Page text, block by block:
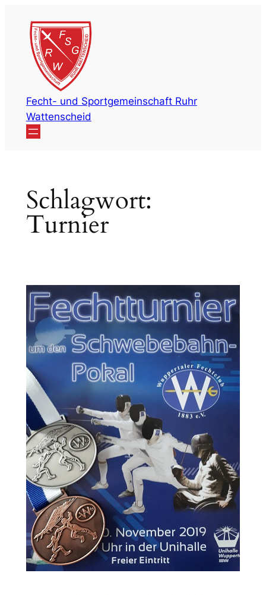
Inhalt
springen
Fecht- und Sportgemeinschaft Ruhr
Wattenscheid
Schlagwort:
Turnier